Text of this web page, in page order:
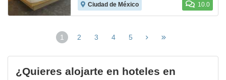
Ciudad de México 10.0
1
(página
2 3 4 5
¿Quieres alojarte en hoteles en